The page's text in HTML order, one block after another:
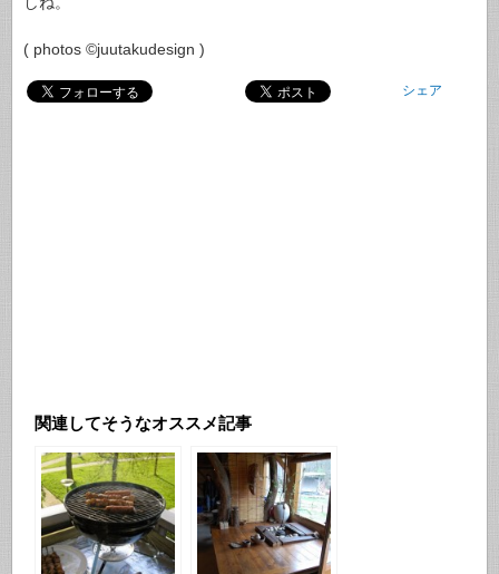
( photos ©juutakudesign )
シェア
関連してそうなオススメ記事